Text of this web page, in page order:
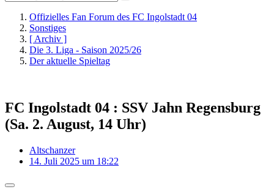
Offizielles Fan Forum des FC Ingolstadt 04
Sonstiges
[ Archiv ]
Die 3. Liga - Saison 2025/26
Der aktuelle Spieltag
FC Ingolstadt 04 : SSV Jahn Regensburg
(Sa. 2. August, 14 Uhr)
Altschanzer
14. Juli 2025 um 18:22